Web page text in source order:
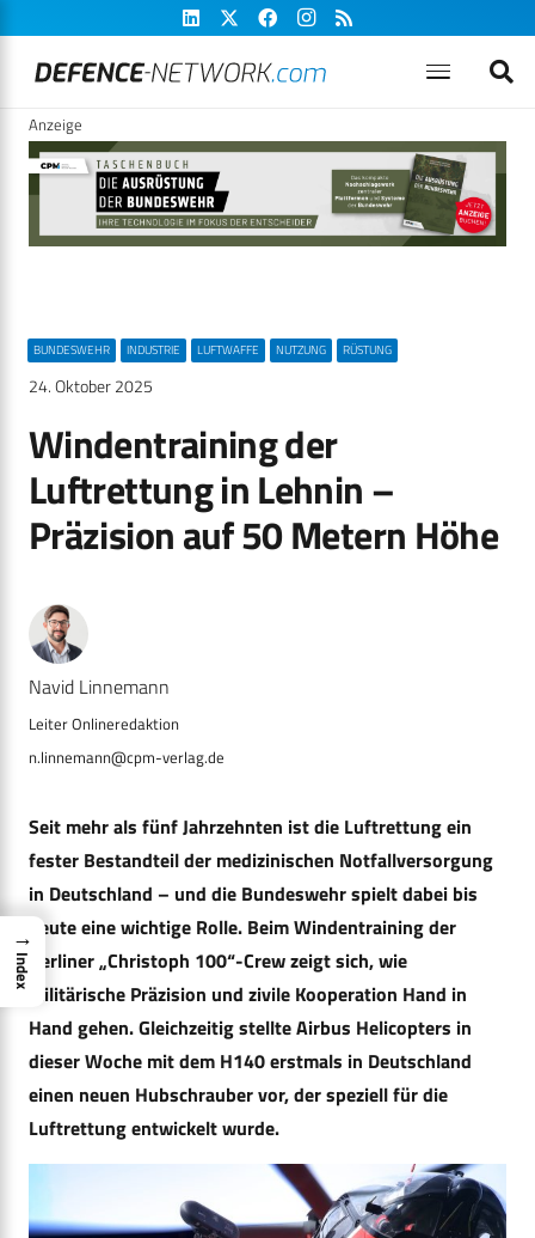
Anzeige
BUNDESWEHR INDUSTRIE LUFTWAFFE NUTZUNG RÜSTUNG
24. Oktober 2025
Windentraining der
Luftrettung in Lehnin –
Präzision auf 50 Metern Höhe
Navid Linnemann
n.linnemann@cpm-verlag.de
Seit mehr als fünf Jahrzehnten ist die Luftrettung ein
fester Bestandteil der medizinischen Notfallversorgung
in Deutschland – und die Bundeswehr spielt dabei bis
heute eine wichtige Rolle. Beim Windentraining der
Berliner „Christoph 100“-Crew zeigt sich, wie
militärische Präzision und zivile Kooperation Hand in
Hand gehen. Gleichzeitig stellte Airbus Helicopters in
dieser Woche mit dem H140 erstmals in Deutschland
einen neuen Hubschrauber vor, der speziell für die
Luftrettung entwickelt wurde.
→
Index